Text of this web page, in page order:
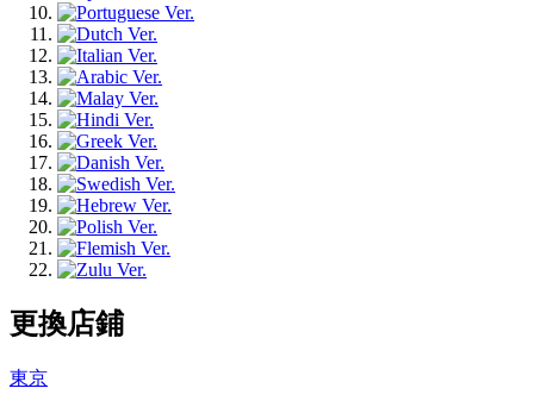
更換店鋪
東京